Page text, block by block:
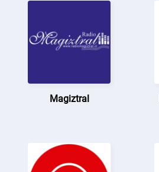
Magiztral